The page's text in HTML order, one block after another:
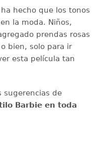
hecho que los tonos
la moda. Niños,
prendas rosas
bien, solo para ir
esta película tan
sugerencias de
Barbie en toda